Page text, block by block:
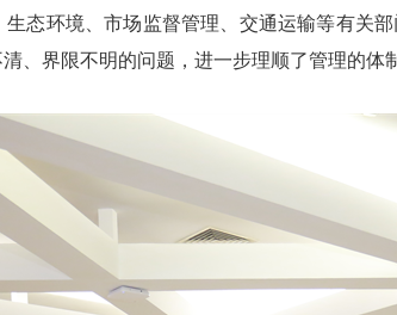
态环境、市场监督管理、交通运输等有关
、界限不明的问题，进一步理顺了管理的体